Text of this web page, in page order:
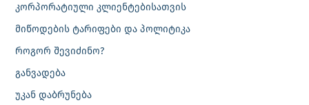
კორპორატიული კლიენტებისათვის
მიწოდების ტარიფები და პოლიტიკა
როგორ შევიძინო?
განვადება
უკან დაბრუნება